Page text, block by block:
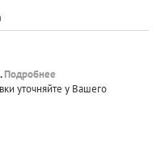
Подробнее
уточняйте у Вашего